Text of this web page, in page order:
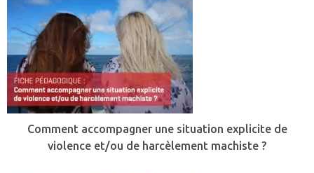
Comment accompagner une situation explicite de
violence et/ou de harcèlement machiste ?